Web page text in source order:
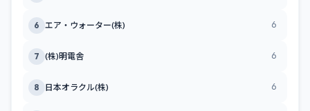
6 エア・ウォーター(株) 6
7 (株)明電舎 6
8 日本オラクル(株) 6